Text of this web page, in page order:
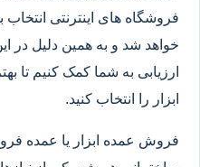
فروشگاه های اینترنتی
خواهد شد و به همین دلیل در
ارزیابی به شما کمک کنیم تا
ابزار را انتخاب کنید.
فروش عمده ابزار یا عمده